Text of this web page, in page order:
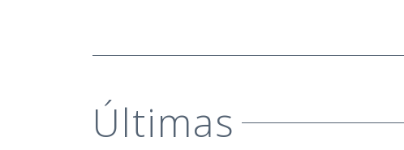
Últimas